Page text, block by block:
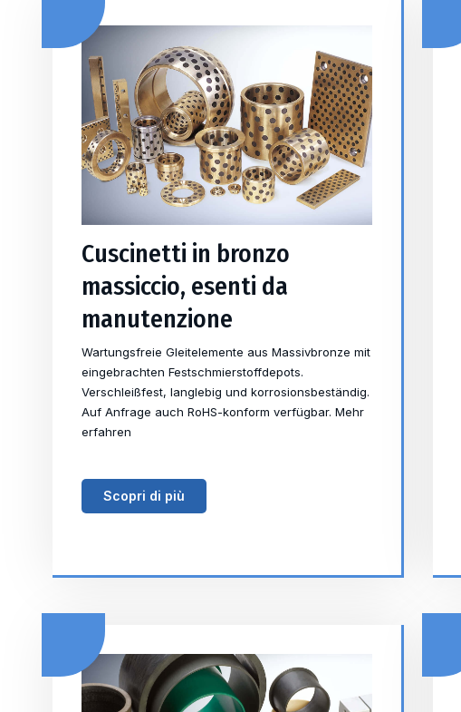
Cuscinetti in bronzo
massiccio, esenti da
manutenzione
Wartungsfreie Gleitelemente aus Massivbronze mit
eingebrachten Festschmierstoffdepots.
Verschleißfest, langlebig und korrosionsbeständig.
Auf Anfrage auch RoHS-konform verfügbar. Mehr
erfahren
Scopri di più